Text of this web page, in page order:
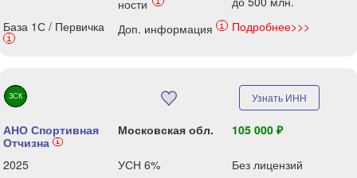
ности
База 1С / Первичка
i
Доп. информация i Подробнее>>>
ЗСК Узнать ИНН
АНО Спортивная
Отчизна i
Московская обл. 105 000 ₽
2025 УСН 6%
Без лицензий